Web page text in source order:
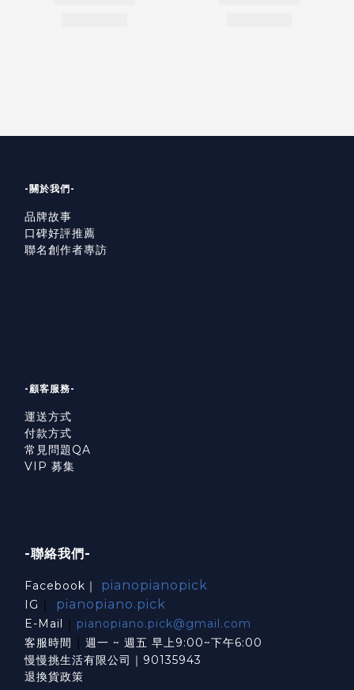
-關於我們-
品牌故事
口碑好評推薦
聯名創作者專訪
-顧客服務-
運送方式
付款方式
常見問題QA
VIP 募集
-聯絡我們-
Facebook｜ pianopianopick
IG pianopiano.pick
E-Mail
pianopiano.pick@gmail.com
客服時間
週一 ~ 週五 早上9:00~下午6:00
慢慢挑生活有限公司｜90135943
退換貨政策